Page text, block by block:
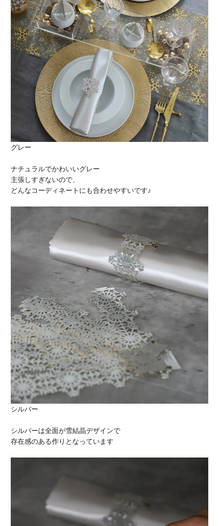
グレー
ナチュラルでかわいいグレー
主張しすぎないので、
どんなコーディネートにも合わせやすいです♪
シルバー
シルバーは全面が雪結晶デザインで
存在感のある作りとなっています